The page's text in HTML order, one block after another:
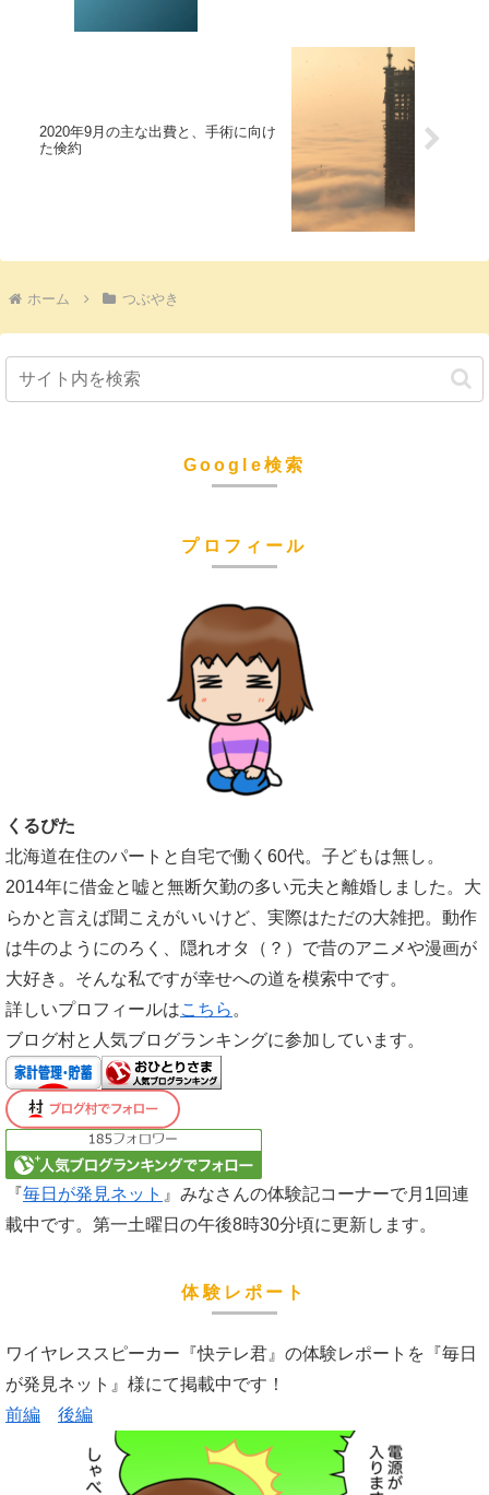
2020年9月の主な出費と、手術に向け
た倹約
ホーム つぶやき
Google検索
プロフィール
くるぴた
北海道在住のパートと自宅で働く60代。子どもは無し。
2014年に借金と嘘と無断欠勤の多い元夫と離婚しました。大
らかと言えば聞こえがいいけど、実際はただの大雑把。動作
は牛のようにのろく、隠れオタ（？）で昔のアニメや漫画が
大好き。そんな私ですが幸せへの道を模索中です。
詳しいプロフィールはこちら 。
ブログ村と人気ブログランキングに参加しています。
『毎日が発見ネット 』みなさんの体験記コーナーで月1回連
載中です。第一土曜日の午後8時30分頃に更新します。
体験レポート
ワイヤレススピーカー『快テレ君』の体験レポートを『毎日
が発見ネット』様にて掲載中です！
前編
後編